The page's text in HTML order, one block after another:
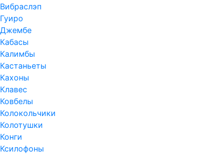
Вибраслэп
Гуиро
Джембе
Кабасы
Калимбы
Кастаньеты
Кахоны
Клавес
Ковбелы
Колокольчики
Колотушки
Конги
Ксилофоны